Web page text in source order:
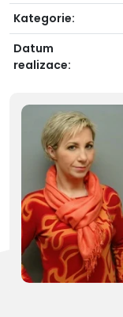
Kategorie:
Datum
realizace: